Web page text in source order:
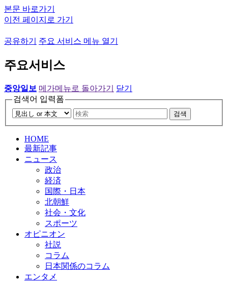
본문 바로가기
이전 페이지로 가기
공유하기 주요 서비스 메뉴 열기
주요서비스
중앙일보 메가메뉴로 돌아가기
닫기
검색어 입력폼
검색
HOME
最新記事
ニュース
政治
経済
国際・日本
北朝鮮
社会・文化
スポーツ
オピニオン
社説
コラム
日本関係のコラム
エンタメ